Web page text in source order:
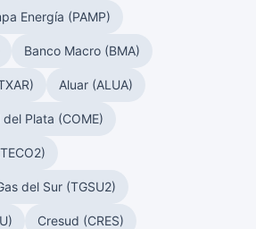
Energía (PAMP)
Banco Macro (BMA)
Aluar (ALUA)
Plata (COME)
del Sur (TGSU2)
Cresud (CRES)